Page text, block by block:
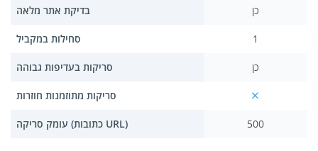
בדיקת אתר מלאה
סחילות במקביל
סריקות בעדיפות גבוהה
סריקות מתוזמנות חוזרות
עומק סריקה (כתובות URL)
כן
1
כן
500